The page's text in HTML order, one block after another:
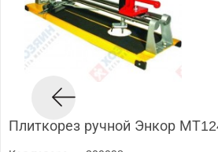
Плиткорез ручной Энкор